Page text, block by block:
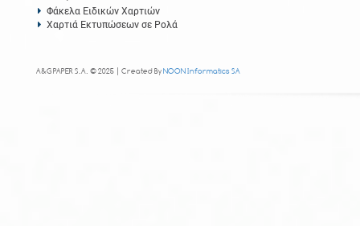
Φάκελα Ειδικών Χαρτιών
Χαρτιά Εκτυπώσεων σε Ρολά
A&G PAPER S.A. © 2025 | Created ByNOON Informatics SA